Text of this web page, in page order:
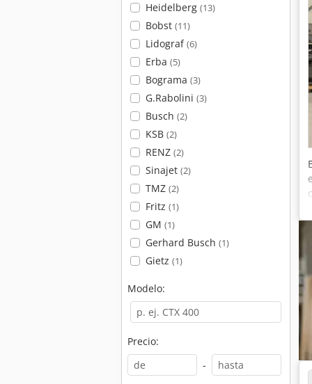
Heidelberg (13)
Bobst (11)
Lidograf(6)
Erba (5)
Bograma (3)
G.Rabolini (3)
Busch (2)
KSB (2)
RENZ (2)
Sinajet (2)
TMZ (2)
Fritz (1)
GM (1)
Gerhard Busch (1)
Gietz (1)
Modelo:
Precio:
-